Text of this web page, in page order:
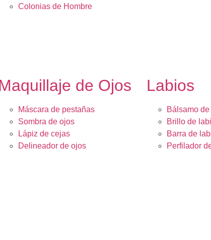
Colonias de Hombre
de Ojos
Máscara de pestañas
Sombra de ojos
Lápiz de cejas
Delineador de ojos
Labios
Bálsamo
Brillo de
Barra de
Perfilador